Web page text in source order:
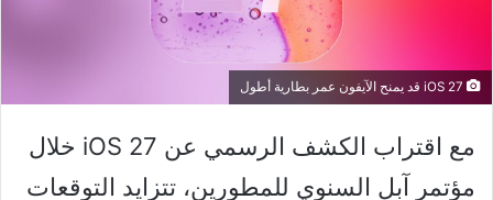
مع اقتراب الكشف الرسمي عن iOS 27 خلال
مؤتمر آبل السنوي للمطورين، تتزايد التوقعات